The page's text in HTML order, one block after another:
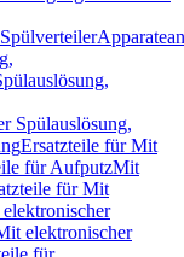
Spülverteiler
Spülauslösung,
Ersatzteile für Mit
für AufputzMit
für Mit
elektronischer